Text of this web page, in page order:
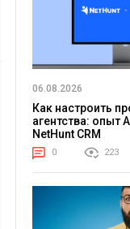
06.08.2026
Как настроить
агентства: опыт
NetHunt CRM
0 223